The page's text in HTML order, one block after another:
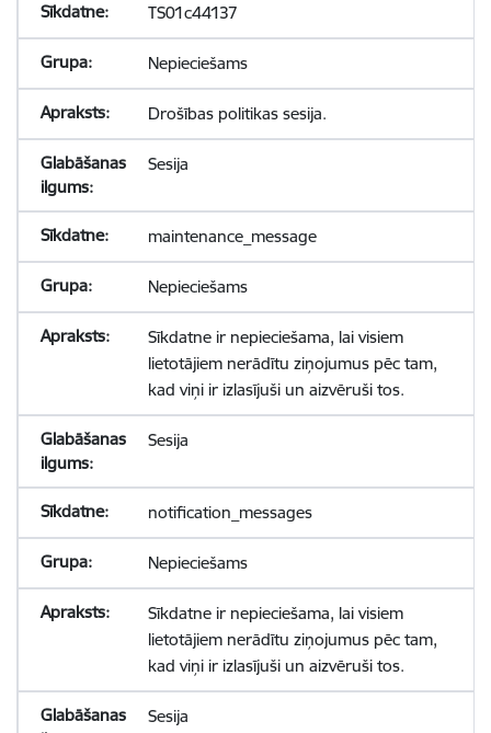
TS01c44137
Nepieciešams
Drošības politikas sesija.
Sesija
maintenance_message
Nepieciešams
Sīkdatne ir nepieciešama, lai visiem
lietotājiem nerādītu ziņojumus pēc tam,
kad viņi ir izlasījuši un aizvēruši tos.
Sesija
notification_messages
Nepieciešams
Sīkdatne ir nepieciešama, lai visiem
lietotājiem nerādītu ziņojumus pēc tam,
kad viņi ir izlasījuši un aizvēruši tos.
Sesija